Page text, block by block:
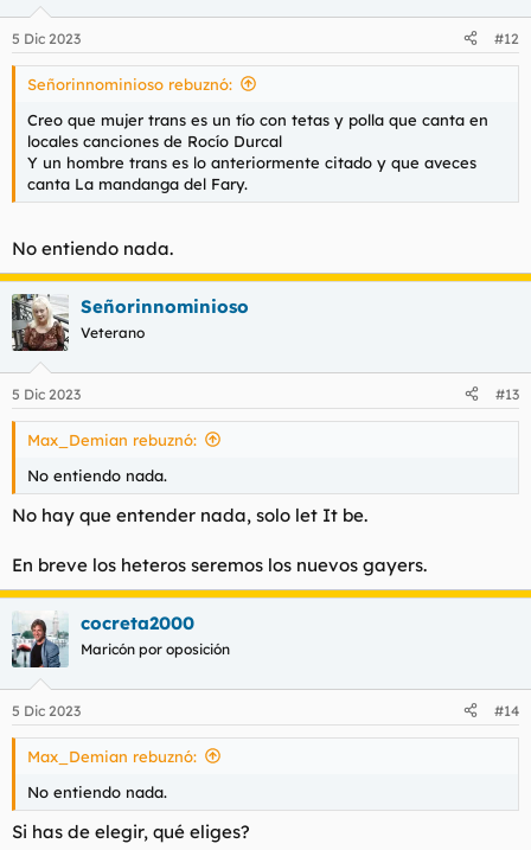
e
s
5 Dic 2023 #12
Señorinnominioso rebuznó:
Creo que mujer trans es un tío con tetas y polla que canta en
locales canciones de Rocío Durcal
Y un hombre trans es lo anteriormente citado y que aveces
canta La mandanga del Fary.
No entiendo nada.
Señorinnominioso
Veterano
5 Dic 2023 #13
Max_Demian rebuznó:
No entiendo nada.
No hay que entender nada, solo let It be.
En breve los heteros seremos los nuevos gayers.
cocreta2000
Maricón por oposición
5 Dic 2023 #14
Max_Demian rebuznó:
No entiendo nada.
Si has de elegir, qué eliges?